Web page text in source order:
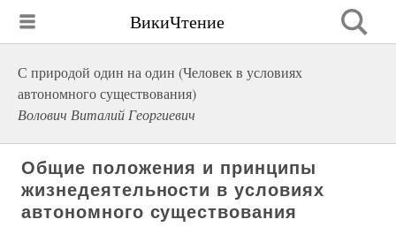
ВикиЧтение
С природой один на один (Человек в условиях
автономного существования)
Волович Виталий Георгиевич
Общие положения и принципы
жизнедеятельности в условиях
автономного существования